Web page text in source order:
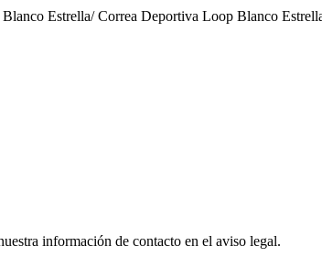
información de contacto en el aviso legal.